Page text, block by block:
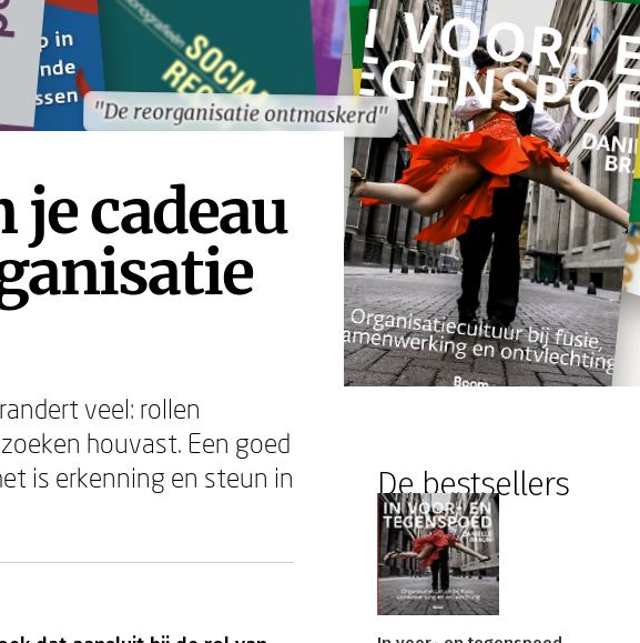
"De reorganisatie ontmaskerd"
"De reorganisatie ontmaskerd"
cadeau
veel: rollen
houvast. Een goed
is erkenning en steun in
De bestsellers